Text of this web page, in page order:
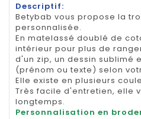
Descriptif:
Betybab vous propose la
personnalisée.
En matelassé doublé de
intérieur pour plus de
d'un zip, un dessin sublimé
(prénom ou texte) selon
Elle existe en plusieurs
Très facile d'entretien, elle
longtemps.
Personnalisation en